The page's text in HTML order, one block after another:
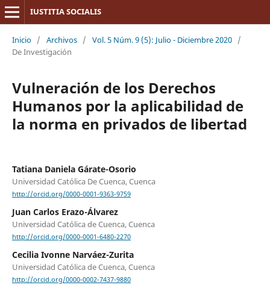
IUSTITIA SOCIALIS
Inicio / Archivos / Vol. 5 Núm. 9 (5): Julio - Diciembre 2020 /
De Investigación
Vulneración de los Derechos
Humanos por la aplicabilidad de
la norma en privados de libertad
Tatiana Daniela Gárate-Osorio
Universidad Católica De Cuenca, Cuenca
http://orcid.org/0000-0001-9363-9759
Juan Carlos Erazo-Álvarez
Universidad Católica de Cuenca, Cuenca
http://orcid.org/0000-0001-6480-2270
Cecilia Ivonne Narváez-Zurita
Universidad Católica de Cuenca, Cuenca
http://orcid.org/0000-0002-7437-9880